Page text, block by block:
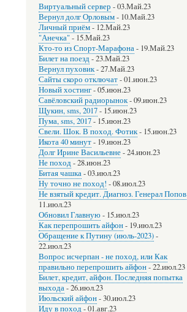
Виртуальный сервер -03.Май.23
Вернул долг Орловым- 10.Май.23
Личный приём- 12.Май.23
"Анечка"- 15.Май.23
Кто-то из Спорт-Марафона- 19.Май.23
Билет на поезд-23.Май.23
Вернул пуховик-27.Май.23
Сайты скоро отключат-01.июн.23
Новый хостинг-05.июн.23
Савёловский радиорынок-09.июн.23
Щукин, sms, 2017- 15.июн.23
Пума, sms, 2017- 15.июн.23
Свели. Шок. В поход. Фотик- 15.июн.23
Икота 40 минут- 19.июн.23
Долг Ирине Васильевне-24.июн.23
Не поход-28.июн.23
Битая чашка-03.июл.23
Ну точно не поход! -08.июл.23
Не взятый кредит. Диагноз. Генерал Попов
11.июл.23
Обновил Главную- 15.июл.23
Как перепрошить айфон- 19.июл.23
Обращение к Путину (июль-2023)-
22.июл.23
Вопрос исчерпан - не поход, или Как
правильно перепрошить айфон-22.июл.23
Билет, кредит, айфон. Последняя попытка
выхода-26.июл.23
Июльский айфон-30.июл.23
Иду в поход-01.авг.23